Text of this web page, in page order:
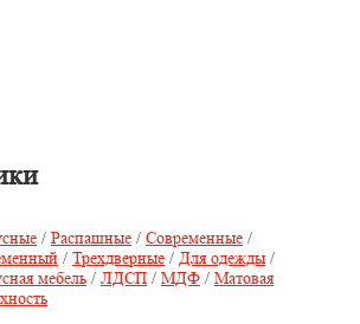
/ Распашные / Современные /
/ Трехдверные / Для одежды /
мебель / ЛДСП / МДФ / Матовая